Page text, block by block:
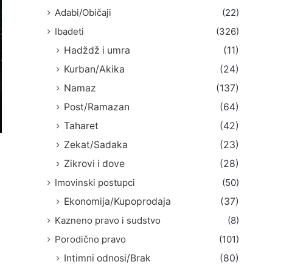
Adabi/Običaji
(22)
Ibadeti
(326)
Hadždž i umra
(11)
Kurban/Akika
(24)
Namaz
(137)
Post/Ramazan
(64)
Taharet
(42)
Zekat/Sadaka
(23)
Zikrovi i dove
(28)
Imovinski postupci
(50)
Ekonomija/Kupoprodaja
(37)
Kazneno pravo i sudstvo
(8)
Porodično pravo
(101)
Intimni odnosi/Brak
(80)